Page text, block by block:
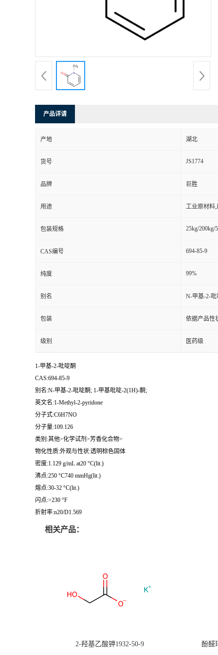
产品详请
产地 湖北
货号 JS1774
品牌 巨胜
用途 工业原材料
包装规格 25kg/200kg/
CAS编号 694-85-9
纯度 99%
别名 N-甲基-2-吡
包装 依据产品性
级别 医药级
1-甲基-2-吡啶酮
CAS:694-85-9
别名:N-甲基-2-吡啶酮; 1-甲基吡啶-2(1H)-酮;
英文名:1-Methyl-2-pyridone
分子式:C6H7NO
分子量:109.126
类别:其他>化学试剂>芳香化合物>
物化性质:外观与性状:透明棕色固体
密度:1.129 g/mL at20 °C(lit.)
沸点:250 °C740 mmHg(lit.)
熔点:30-32 °C(lit.)
闪点:>230 °F
折射率:n20/D1.569
相关产品：
2-羟基乙酸钾1932-50-9 酚醛